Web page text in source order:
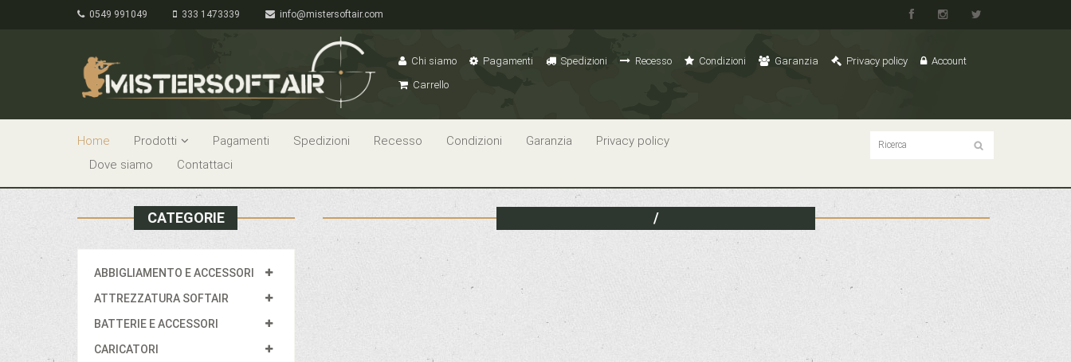
0549 991049 333 1473339 info@mistersoftair.com
Chi siamo Pagamenti Spedizioni Recesso Condizioni Garanzia Privacy policy
Account
Carrello
Home Prodotti Pagamenti Spedizioni Recesso Condizioni Garanzia
Privacy policy
Dove siamo
Contattaci
CATEGORIE
ABBIGLIAMENTO E ACCESSORI
ATTREZZATURA SOFTAIR
BATTERIE E ACCESSORI
CARICATORI
/